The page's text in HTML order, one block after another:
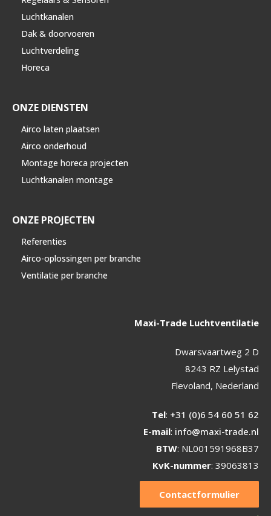
Luchtkanalen
Dak & doorvoeren
Luchtverdeling
Horeca
ONZE DIENSTEN
Airco laten plaatsen
Airco onderhoud
Montage horeca projecten
Luchtkanalen montage
ONZE PROJECTEN
Referenties
Airco-oplossingen per branche
Ventilatie per branche
Maxi-Trade Luchtventilatie
Dwarsvaartweg 2 D
8243 RZ Lelystad
Flevoland, Nederland
Tel: +31 (0)6 54 60 51 62
E-mail: info@maxi-trade.nl
BTW: NL001591968B37
KvK-nummer: 39063813
Contactformulier